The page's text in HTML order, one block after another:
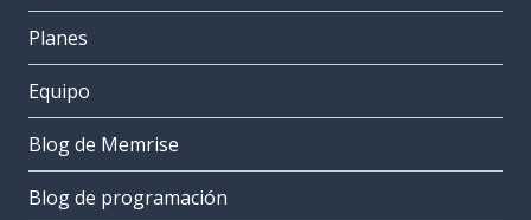
Planes
Equipo
Blog de Memrise
Blog de programación